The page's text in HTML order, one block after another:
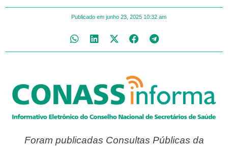
Publicado em junho 23, 2025 10:32 am
Foram publicadas Consultas Públicas da